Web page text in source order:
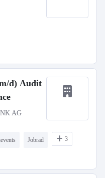
d) Audit
AG
Jobrad 3